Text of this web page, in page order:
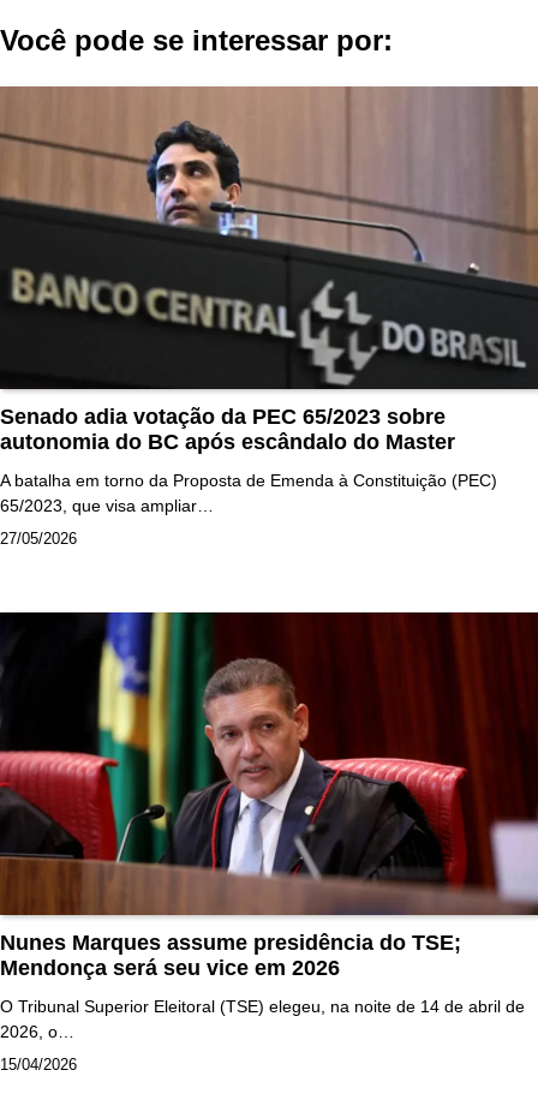
Você pode se interessar por:
Senado adia votação da PEC 65/2023 sobre
autonomia do BC após escândalo do Master
A batalha em torno da Proposta de Emenda à Constituição (PEC)
65/2023, que visa ampliar…
27/05/2026
Nunes Marques assume presidência do TSE;
Mendonça será seu vice em 2026
O Tribunal Superior Eleitoral (TSE) elegeu, na noite de 14 de abril de
2026, o…
15/04/2026